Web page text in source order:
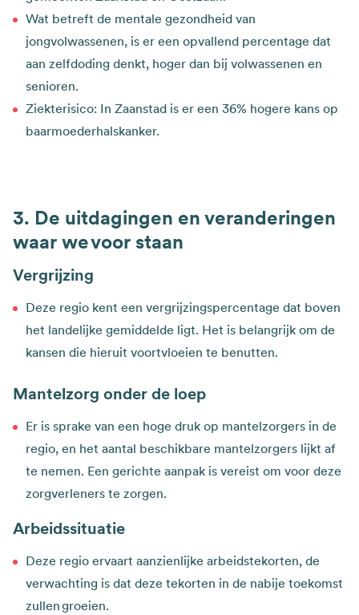
Wat betreft de mentale gezondheid van
jongvolwassenen, is er een opvallend percentage dat
aan zelfdoding denkt, hoger dan bij volwassenen en
senioren.
Ziekterisico: In Zaanstad is er een 36% hogere kans op
baarmoederhalskanker.
De uitdagingen en veranderingen
waar we voor staan
Vergrijzing
Deze regio kent een vergrijzingspercentage dat boven
het landelijke gemiddelde ligt. Het is belangrijk om de
kansen die hieruit voortvloeien te benutten.
Mantelzorg onder de loep
Er is sprake van een hoge druk op mantelzorgers in de
regio, en het aantal beschikbare mantelzorgers lijkt af
te nemen. Een gerichte aanpak is vereist om voor deze
zorgverleners te zorgen.
Arbeidssituatie
Deze regio ervaart aanzienlijke arbeidstekorten, de
verwachting is dat deze tekorten in de nabije toekomst
zullen groeien.